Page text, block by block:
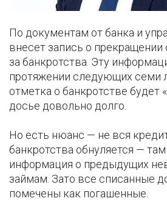
По документам от банка и
внесет запись о прекращении
за банкротства. Эту
протяжении следующих семи
отметка о банкротстве будет
досье довольно долго.
Но есть нюанс — не вся
банкротства обнуляется — там
информация о предыдущих
займам. Зато все списанные
помечены как погашенные.